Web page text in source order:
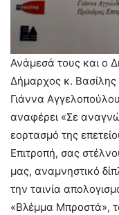
Ανάμεσά τους και ο
Δήμαρχος κ. Βασίλης
Γιάννα
αναφέρει «Σε
εορτασμό της
Επιτροπή, σας
μας, αναμνηστικό
την ταινία
«Βλέμμα Μπροστά»,